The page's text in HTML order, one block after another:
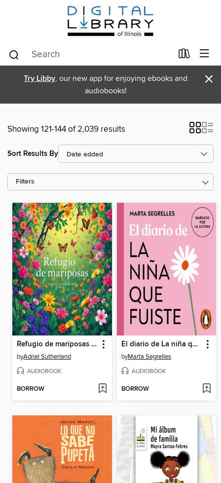
Try Libby, our new app for enjoying ebooks and
audiobooks!
×
Showing 121-144 of 2,039 results
Sort Results By
Filters
Refugio de mariposas y sus secretos
byAdriel Sutherland
AUDIOBOOK
BORROW
El diario de La niña que fuiste (La niña que fuiste)
byMarta Segrelles
AUDIOBOOK
BORROW